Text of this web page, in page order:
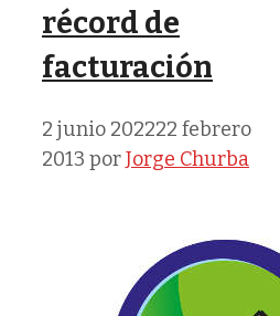
récord de
facturación
2 junio 202222 febrero
2013 porJorge Churba